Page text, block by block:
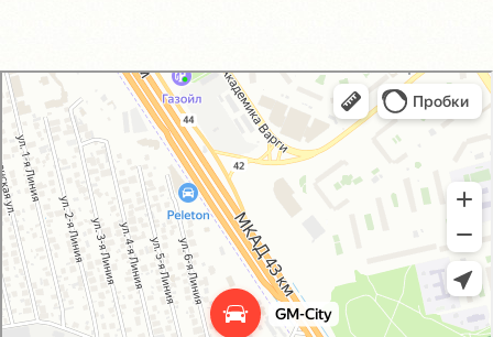
GM-City&VAG-Repair
Автосервис, автотехцентр в Москве
Магазин автозапчастей и автотоваров в Москве